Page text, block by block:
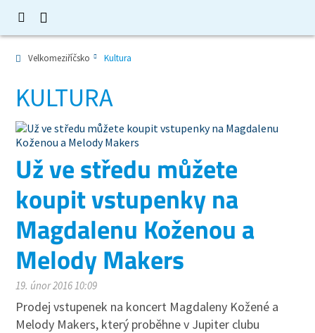
Velkomeziříčsko Kultura
KULTURA
Už ve středu můžete
koupit vstupenky na
Magdalenu Koženou a
Melody Makers
19. únor 2016 10:09
Prodej vstupenek na koncert Magdaleny Kožené a
Melody Makers, který proběhne v Jupiter clubu